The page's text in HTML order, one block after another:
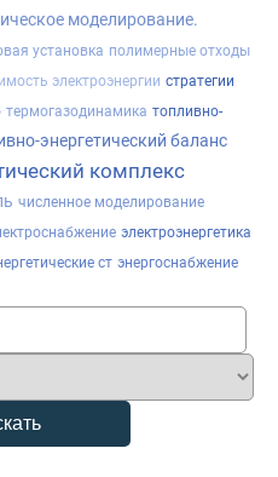
моделирование.
установка полимерные отходы
электроэнергии стратегии
термогазодинамика топливно-
энергетический баланс
комплекс
численное моделирование
электроэнергетика
ст энергоснабжение